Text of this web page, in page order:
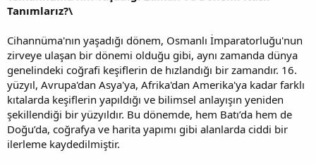
Tanımlarız?\
Cihannüma'nın yaşadığı dönem, Osmanlı İmparatorluğu'nun
zirveye ulaşan bir dönemi olduğu gibi, aynı zamanda dünya
genelindeki coğrafi keşiflerin de hızlandığı bir zamandır. 16.
yüzyıl, Avrupa'dan Asya'ya, Afrika'dan Amerika'ya kadar farklı
kıtalarda keşiflerin yapıldığı ve bilimsel anlayışın yeniden
şekillendiği bir yüzyıldır. Bu dönemde, hem Batı’da hem de
Doğu’da, coğrafya ve harita yapımı gibi alanlarda ciddi bir
ilerleme kaydedilmiştir.